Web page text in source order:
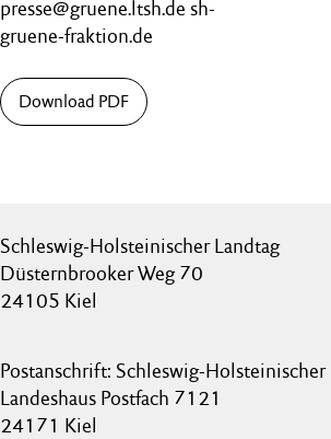
presse@gruene.ltsh.de sh-
gruene-fraktion.de
Download PDF
Schleswig-Holsteinischer Landtag
Düsternbrooker Weg 70
24105 Kiel
Postanschrift: Schleswig-Holsteinischer
Landeshaus Postfach 7121
24171 Kiel